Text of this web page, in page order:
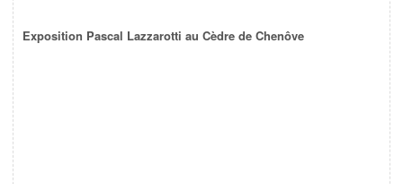
Exposition Pascal Lazzarotti au Cèdre de Chenôve